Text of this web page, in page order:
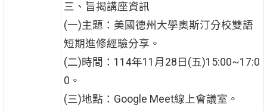
三、旨揭講座資訊
(一)主題：美國德州大學奧斯汀分校雙語
短期進修經驗分享。
(二)時間：114年11月28日(五)15:00~17:0
0。
(三)地點：Google Meet線上會議室。